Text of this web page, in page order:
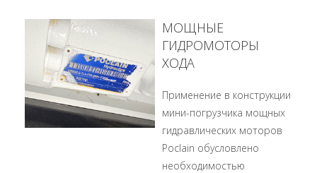
МОЩНЫЕ
ГИДРОМОТОРЫ
ХОДА
Применение в конструкции
мини-погрузчика мощных
гидравлических моторов
Poclain обусловлено
необходимостью